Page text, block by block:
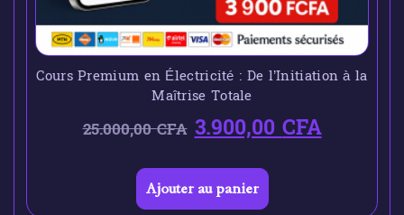
Cours Premium en Électricité : De l’Initiation à la
Maîtrise Totale
25.000,00CFA 3.900,00CFA
Ajouter au panier